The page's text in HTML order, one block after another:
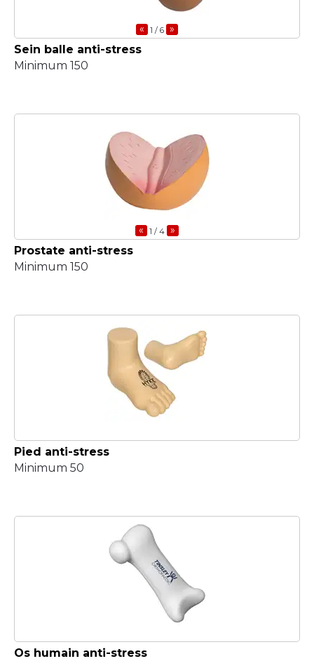
« 1 / 6 »
Sein balle anti-stress
Minimum 150
« 1 / 4 »
Prostate anti-stress
Minimum 150
Pied anti-stress
Minimum 50
Os humain anti-stress